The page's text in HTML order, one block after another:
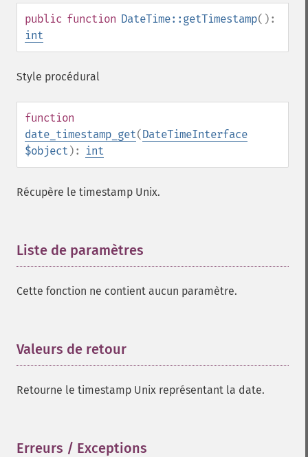
public function DateTime::getTimestamp():
int
Style procédural
function
date_timestamp_get(DateTimeInterface
$object ): int
Récupère le timestamp Unix.
Liste de paramètres
Cette fonction ne contient aucun paramètre.
Valeurs de retour
Retourne le timestamp Unix représentant la date.
Erreurs / Exceptions